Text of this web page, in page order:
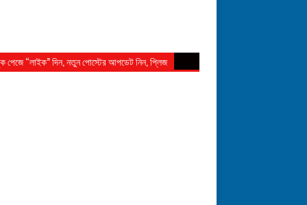
পেজে “লাইক” দিন, নতুন পোস্টের আপডেট নিন, প্লিজ